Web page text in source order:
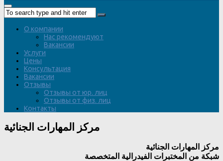
О компании
Нас рекомендуют
Вакансии
Услуги
Цены
Консультация
Вакансии
Отзывы
Отзывы от юр. лиц
Отзывы от физ. лиц
Контакты
مركز المهارات الجنائية
مركز المهارات الجنائية
شبكة من المختبرات الفيدرالية المتخصصة